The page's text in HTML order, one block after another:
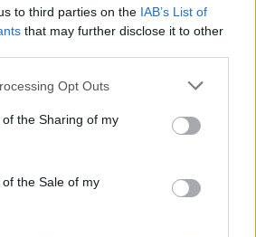
to third parties on the IAB’s List of
that may further disclose it to other
Opt Outs
the Sharing of my
the Sale of my
PinterestLinkedInTumblr Telegram
21,3
NEXT ARTICLE